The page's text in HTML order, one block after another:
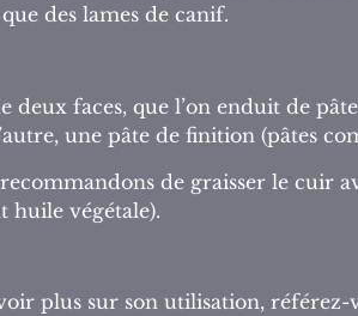
des lames de canif.
deux faces, que l’on enduit de
une pâte de finition (pâtes
de graisser le cuir
huile végétale).
plus sur son utilisation, référez-